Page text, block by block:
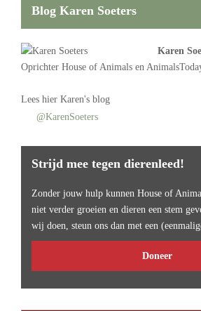
Blog Karen Soeters
Karen
Oprichter House of Animals en
Lees hier Karen's blog
@KarenSoeters
Strijd mee tegen dierenleed!
Zonder jouw hulp kunnen House of
niet verder groeien en dieren een stem
wij doen, steun ons dan met een
Doneer